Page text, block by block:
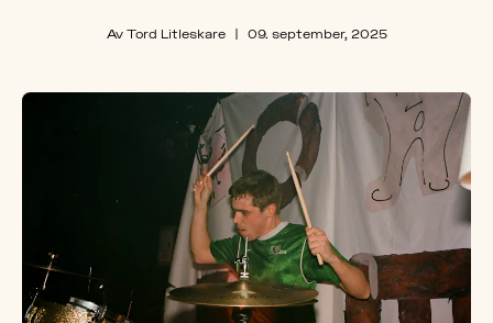
OM
Av Tord Litleskare 09. september, 2025